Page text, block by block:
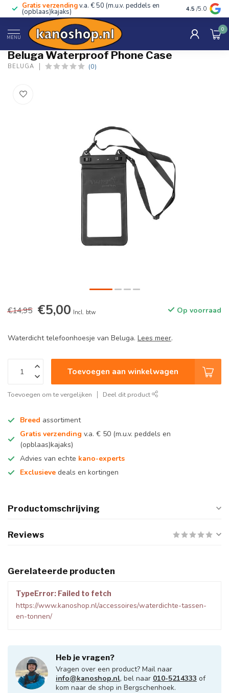
Gratis verzendingv.a. € 50 (m.u.v. peddels en
(opblaas)kajaks) Advies van
4.5 /5.0
MENU
0
Home / Waterproof Phone Case
Beluga Waterproof Phone Case
BELUGA (0)
€14,95 €5,00 Incl. btw Op voorraad
Waterdicht telefoonhoesje van Beluga. Lees meer.
Toevoegen aan winkelwagen
Toevoegen om te vergelijken Deel dit product
Breed assortiment
Gratis verzending v.a. € 50 (m.u.v. peddels en
(opblaas)kajaks)
Advies van echte kano-experts
Exclusieve deals en kortingen
Productomschrijving
Reviews
Gerelateerde producten
TypeError: Failed to fetch
https://www.kanoshop.nl/accessoires/waterdichte-tassen-
en-tonnen/
Heb je vragen?
Vragen over een product? Mail naar
info@kanoshop.nl, bel naar 010-5214333 of
kom naar de shop in Bergschenhoek.